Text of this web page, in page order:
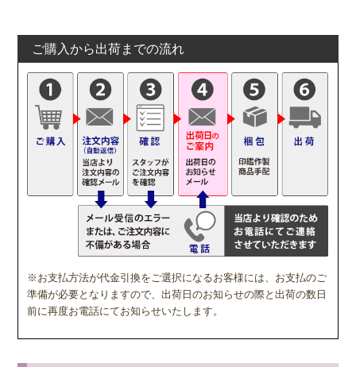
ご購入から出荷までの流れ
※お支払方法が代金引換をご選択になるお客様には、お支払のご
準備が必要となりますので、出荷日のお知らせの際と出荷の数日
前に再度お電話にてお知らせいたします。